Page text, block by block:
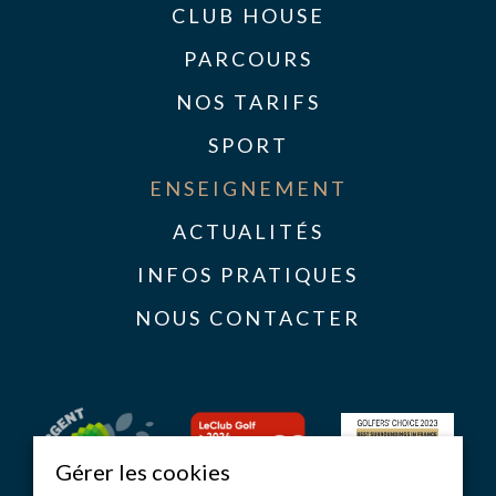
CLUB HOUSE
PARCOURS
NOS TARIFS
SPORT
ENSEIGNEMENT
ACTUALITÉS
INFOS PRATIQUES
NOUS CONTACTER
Gérer les cookies